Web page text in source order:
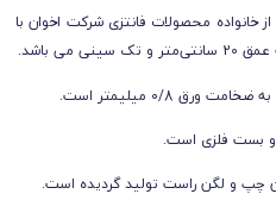
سینک ظرفشویی توکار اخوان مدل 501S از خانواده محصولات فانتزی شرکت اخوان با
بست فلزی است.